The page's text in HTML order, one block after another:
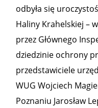
odbyła się
Haliny Krahelskiej –
przez Głównego
dziedzinie ochrony
przedstawiciele
WUG Wojciech
Poznaniu Jarosław